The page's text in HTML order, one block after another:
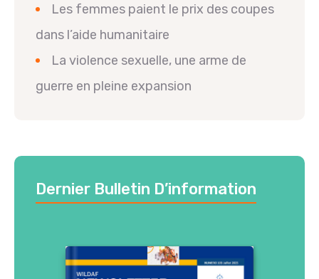
Les femmes paient le prix des coupes
dans l’aide humanitaire
La violence sexuelle, une arme de
guerre en pleine expansion
Dernier Bulletin D’information